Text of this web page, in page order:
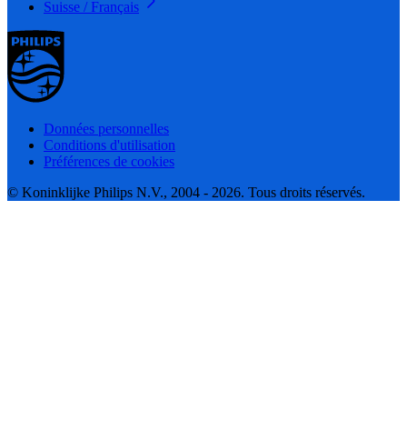
Suisse / Français
Données personnelles
Conditions d'utilisation
Préférences de cookies
© Koninklijke Philips N.V., 2004 - 2026. Tous droits réservés.